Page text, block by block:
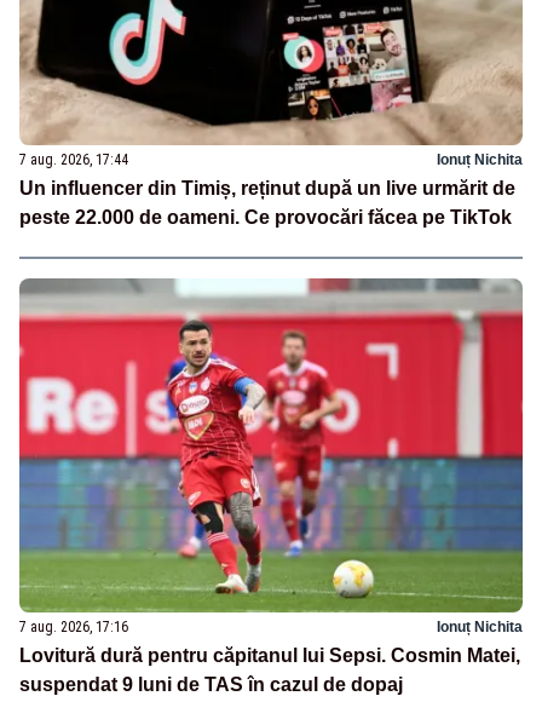
7 aug. 2026, 17:44 Ionuț Nichita
Un influencer din Timiș, reținut după un live urmărit de
peste 22.000 de oameni. Ce provocări făcea pe TikTok
7 aug. 2026, 17:16 Ionuț Nichita
Lovitură dură pentru căpitanul lui Sepsi. Cosmin Matei,
suspendat 9 luni de TAS în cazul de dopaj